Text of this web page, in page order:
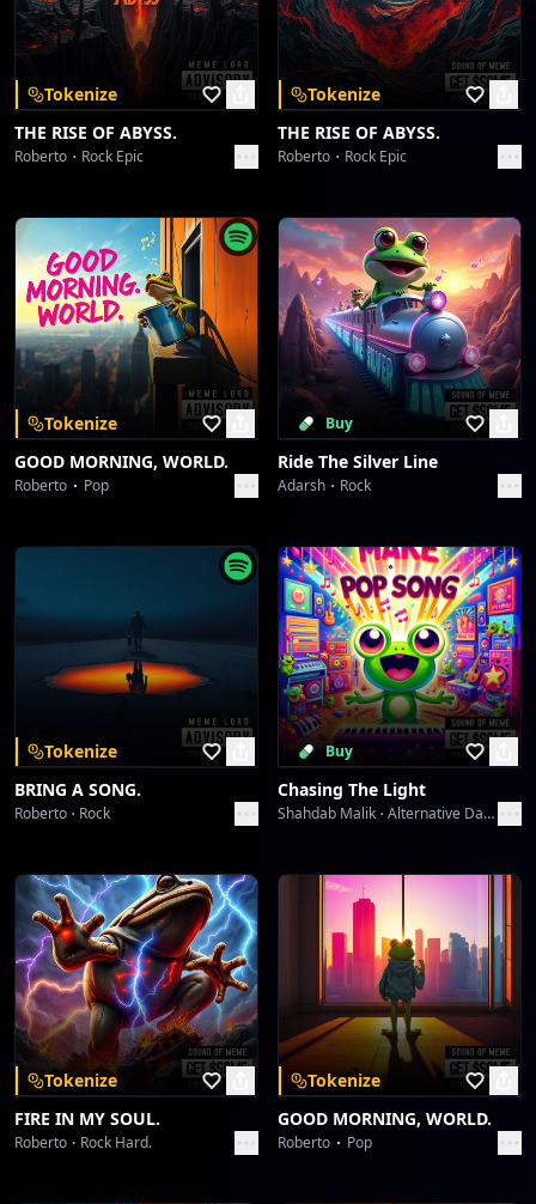
[chorus]
Tu Reino es Reino de todos los siglos
y Tu señorío por todas las generaciones.
Sostiene el Señor a todos los que caen
y levanta a todos los oprimidos.La alabanza del Señor
¡Todos bendigan Su santo Nombre
eternamente y para siempre!
Tokenize
THE RISE OF ABYSS.
Roberto Rock Epic
Tokenize
THE RISE OF ABYSS.
Roberto Rock Epic
Tokenize
GOOD MORNING, WORLD.
Roberto Pop
Buy
Ride The Silver Line
Adarsh Rock
Tokenize
BRING A SONG.
Roberto Rock
Buy
Chasing The Light
Shahdab Malik Alternative Dance
Tokenize
FIRE IN MY SOUL.
Roberto Rock Hard.
Tokenize
GOOD MORNING, WORLD.
Roberto Pop
Download on the
App Store
Get it on
Google Play